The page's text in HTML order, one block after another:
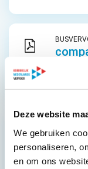
Deze website
We gebruiken
personaliseren,
en om ons